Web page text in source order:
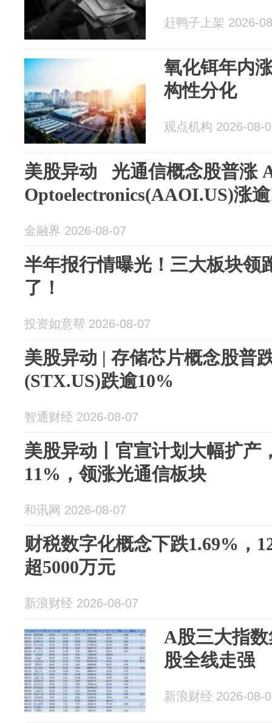
赶鸭子上架 2026-
氧化铒年内
构性分化
观点机构 2026-08-
美股异动 光通信概念股普涨
Optoelectronics(AAOI.US)涨
金融界 2026-08-07
半年报行情曝光！三大板块领
了！
投资如意帮 2026-08-07
美股异动 | 存储芯片概念股普
(STX.US)跌逾10%
智通财经 2026-08-07
美股异动丨官宣计划大幅扩产
11%，领涨光通信板块
和讯网 2026-08-07
财税数字化概念下跌1.69%，
超5000万元
新浪财经 2026-08-07
A股三大指
股全线走强
新浪财经 2026-08-